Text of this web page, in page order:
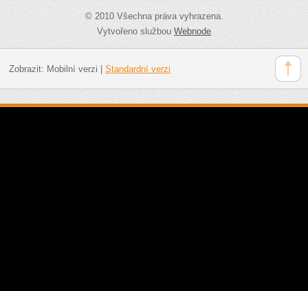
© 2010 Všechna práva vyhrazena.
Vytvořeno službouWebnode
Zobrazit: Mobilní verzi Standardní verzi